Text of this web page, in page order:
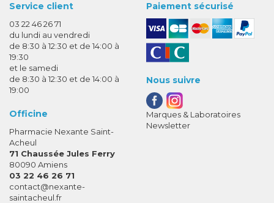
Service client
03 22 46 26 71
du lundi au vendredi
de 8:30 à 12:30 et de 14:00 à
19:30
et le samedi
de 8:30 à 12:30 et de 14:00 à
19:00
Officine
Pharmacie Nexante Saint-
Acheul
71 Chaussée Jules Ferry
80090 Amiens
03 22 46 26 71
contact-
@-
nexante-
saintacheul.fr
Paiement sécurisé
Nous suivre
Marques & Laboratoires
Newsletter